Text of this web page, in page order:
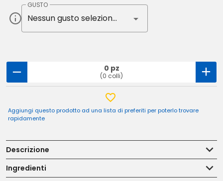
GUSTO
Nessun gusto selezionato
0 pz
(0 colli)
Aggiungi questo prodotto ad una lista di preferiti per poterlo trovare
rapidamente
Descrizione
Ingredienti